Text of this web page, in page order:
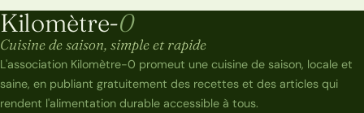
Kilomètre-0
Kilomètre-0
Cuisine de saison, simple et rapide
L'association Kilomètre-0 promeut une cuisine de saison, locale et
saine, en publiant gratuitement des recettes et des articles qui
rendent l'alimentation durable accessible à tous.